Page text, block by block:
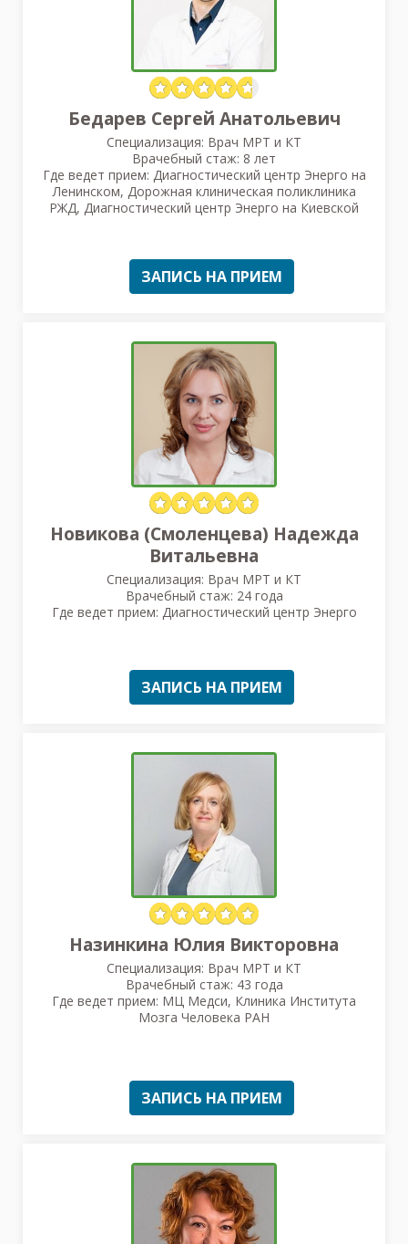
Бедарев Сергей Анатольевич
Специализация: Врач МРТ и КТ
Врачебный стаж: 8 лет
Где ведет прием: Диагностический центр Энерго на
Ленинском, Дорожная клиническая поликлиника
РЖД, Диагностический центр Энерго на Киевской
ЗАПИСЬ НА ПРИЕМ
Новикова (Смоленцева) Надежда
Витальевна
Специализация: Врач МРТ и КТ
Врачебный стаж: 24 года
Где ведет прием: Диагностический центр Энерго
ЗАПИСЬ НА ПРИЕМ
Назинкина Юлия Викторовна
Специализация: Врач МРТ и КТ
Врачебный стаж: 43 года
Где ведет прием: МЦ Медси, Клиника Института
Мозга Человека РАН
ЗАПИСЬ НА ПРИЕМ